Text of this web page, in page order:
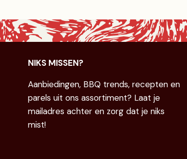
NIKS MISSEN?
Aanbiedingen, BBQ trends, recepten en
parels uit ons assortiment? Laat je
mailadres achter en zorg dat je niks
mist!